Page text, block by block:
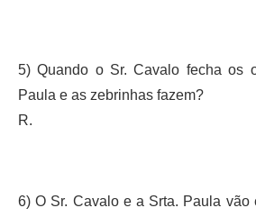
5) Quando o Sr. Cavalo fecha os
Paula e as zebrinhas fazem?
R.
6) O Sr. Cavalo e a Srta. Paula vão